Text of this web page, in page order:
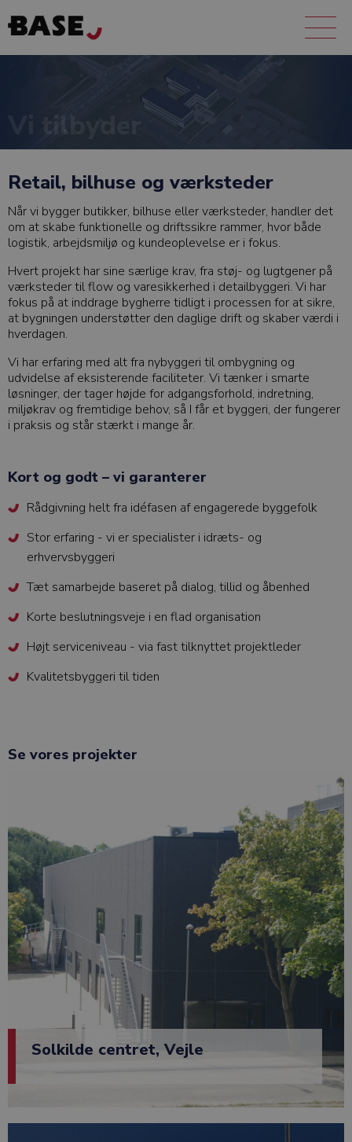
Vi tilbyder
Retail, bilhuse og værksteder
Når vi bygger butikker, bilhuse eller værksteder, handler det
om at skabe funktionelle og driftssikre rammer, hvor både
logistik, arbejdsmiljø og kundeoplevelse er i fokus.
Hvert projekt har sine særlige krav, fra støj- og lugtgener på
værksteder til flow og varesikkerhed i detailbyggeri. Vi har
fokus på at inddrage bygherre tidligt i processen for at sikre,
at bygningen understøtter den daglige drift og skaber værdi i
hverdagen.
Vi har erfaring med alt fra nybyggeri til ombygning og
udvidelse af eksisterende faciliteter. Vi tænker i smarte
løsninger, der tager højde for adgangsforhold, indretning,
miljøkrav og fremtidige behov, så I får et byggeri, der fungerer
i praksis og står stærkt i mange år.
Kort og godt – vi garanterer
Rådgivning helt fra idéfasen af engagerede byggefolk
Stor erfaring - vi er specialister i idræts- og
erhvervsbyggeri
Tæt samarbejde baseret på dialog, tillid og åbenhed
Korte beslutningsveje i en flad organisation
Højt serviceniveau - via fast tilknyttet projektleder
Kvalitetsbyggeri til tiden
Se vores projekter
Solkilde centret, Vejle